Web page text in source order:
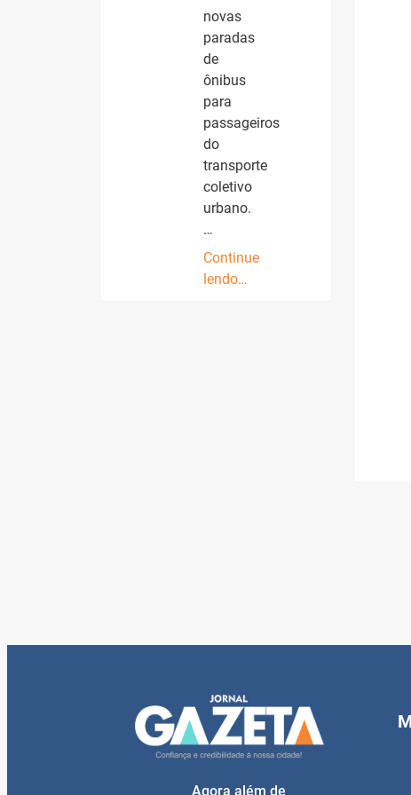
novas
paradas
de
ônibus
para
passageiros
do
transporte
coletivo
urbano.
…
Continue
lendo…
Agora além de